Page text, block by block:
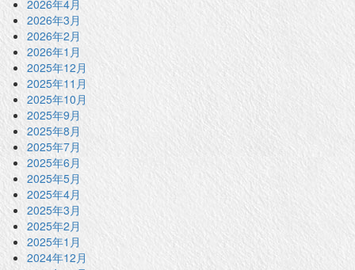
2026年4月
2026年3月
2026年2月
2026年1月
2025年12月
2025年11月
2025年10月
2025年9月
2025年8月
2025年7月
2025年6月
2025年5月
2025年4月
2025年3月
2025年2月
2025年1月
2024年12月